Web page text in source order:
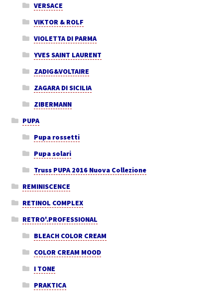
VERSACE
VIKTOR & ROLF
VIOLETTA DI PARMA
YVES SAINT LAURENT
ZADIG&VOLTAIRE
ZAGARA DI SICILIA
ZIBERMANN
PUPA
Pupa rossetti
Pupa solari
Truss PUPA 2016 Nuova Collezione
REMINISCENCE
RETINOL COMPLEX
RETRO'.PROFESSIONAL
BLEACH COLOR CREAM
COLOR CREAM MOOD
I TONE
PRAKTICA